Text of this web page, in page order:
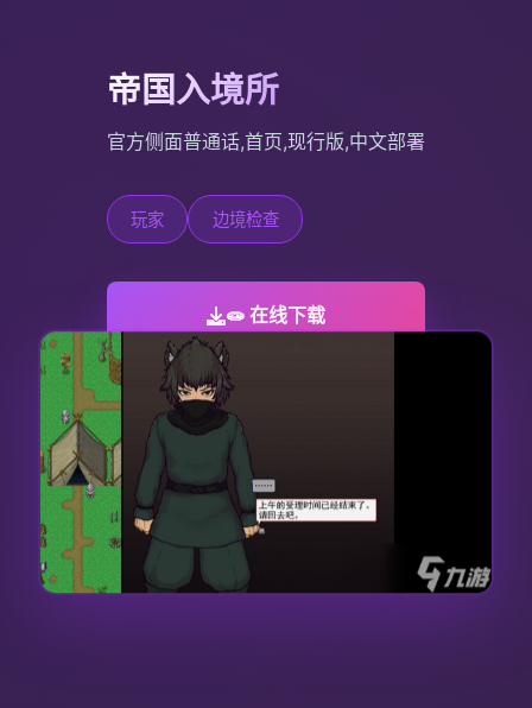
帝国入境所
官方侧面普通话,首页,现行版,中文部署
玩家 边境检查
🧫 在线下载